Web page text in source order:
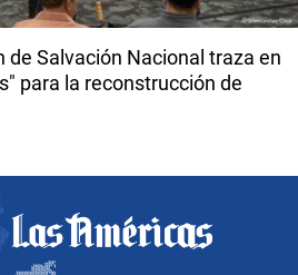
de Salvación Nacional traza en
para la reconstrucción de